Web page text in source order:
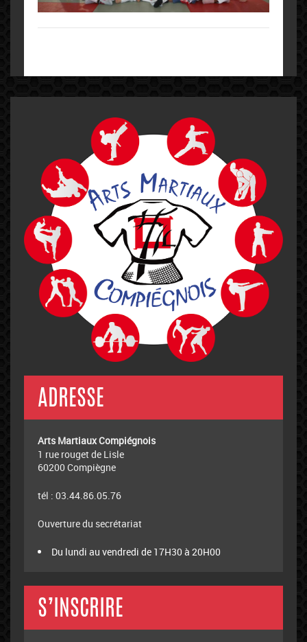
ADRESSE
Arts Martiaux Compiégnois
1 rue rouget de Lisle
60200 Compiègne
tél : 03.44.86.05.76
Ouverture du secrétariat
Du lundi au vendredi de 17H30 à 20H00
S’INSCRIRE